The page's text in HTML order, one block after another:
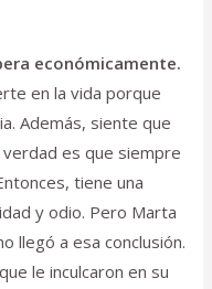
económicamente.
en la vida porque
Además, siente que
es que siempre
tiene una
y odio. Pero Marta
llegó a esa conclusión.
le inculcaron en su